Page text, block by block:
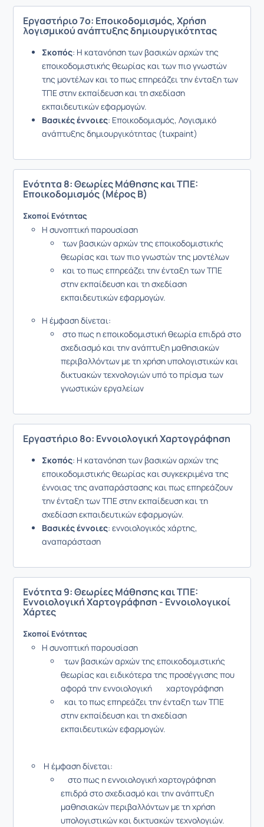
Εργαστήριο 7ο: Εποικοδομισμός, Χρήση
λογισμικού ανάπτυξης δημιουργικότητας
Σκοπός: Η κατανόηση των βασικών αρχών της
εποικοδομιστικής θεωρίας και των πιο γνωστών
της μοντέλων και το πως επηρεάζει την ένταξη των
ΤΠΕ στην εκπαίδευση και τη σχεδίαση
εκπαιδευτικών εφαρμογών.
Βασικές έννοιες: Εποικοδομισμός, Λογισμικό
ανάπτυξης δημιουργικότητας (tuxpaint)
Ενότητα 8: Θεωρίες Μάθησης και ΤΠΕ:
Εποικοδομισμός (Μέρος Β)
Σκοποί Ενότητας
Η συνοπτική παρουσίαση
των βασικών αρχών της εποικοδομιστικής
θεωρίας και των πιο γνωστών της μοντέλων
και το πως επηρεάζει την ένταξη των ΤΠΕ
στην εκπαίδευση και τη σχεδίαση
εκπαιδευτικών εφαρμογών.
Η έμφαση δίνεται:
στο πως η εποικοδομιστική θεωρία επιδρά στο
σχεδιασμό και την ανάπτυξη μαθησιακών
περιβαλλόντων με τη χρήση υπολογιστικών και
δικτυακών τεχνολογιών υπό το πρίσμα των
γνωστικών εργαλείων
Εργαστήριο 8ο: Εννοιολογική Χαρτογράφηση
Σκοπός: Η κατανόηση των βασικών αρχών της
εποικοδομιστικής θεωρίας και συγκεκριμένα της
έννοιας της αναπαράστασης και πως επηρεάζουν
την ένταξη των ΤΠΕ στην εκπαίδευση και τη
σχεδίαση εκπαιδευτικών εφαρμογών.
Βασικές έννοιες: εννοιολογικός χάρτης,
αναπαράσταση
Ενότητα 9: Θεωρίες Μάθησης και ΤΠΕ:
Εννοιολογική Χαρτογράφηση - Εννοιολογικοί
Χάρτες
Σκοποί Ενότητας
Η συνοπτική παρουσίαση
των βασικών αρχών της εποικοδομιστικής
θεωρίας και ειδικότερα της προσέγγισης που
αφορά την εννοιολογική χαρτογράφηση
και το πως επηρεάζει την ένταξη των ΤΠΕ
στην εκπαίδευση και τη σχεδίαση
εκπαιδευτικών εφαρμογών.
Η έμφαση δίνεται:
στο πως η εννοιολογική χαρτογράφηση
επιδρά στο σχεδιασμό και την ανάπτυξη
μαθησιακών περιβαλλόντων με τη χρήση
υπολογιστικών και δικτυακών τεχνολογιών.